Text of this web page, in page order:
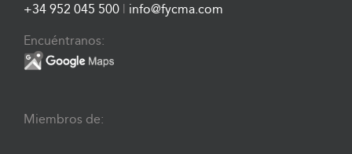
+34 952 045 500 | info@fycma.com
Encuéntranos:
Miembros de: